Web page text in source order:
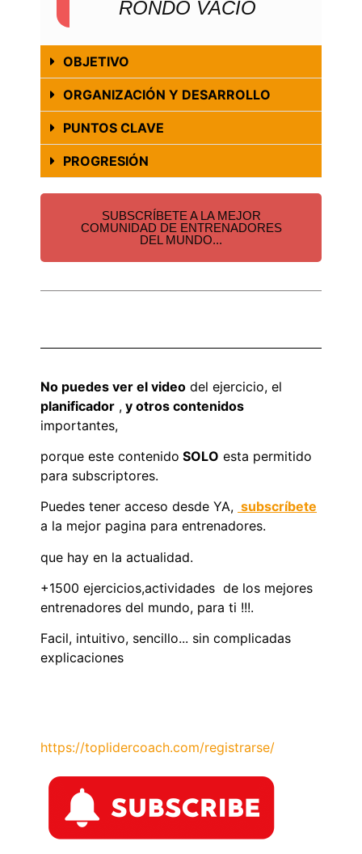
RONDO VACÍO
OBJETIVO
ORGANIZACIÓN Y DESARROLLO
PUNTOS CLAVE
PROGRESIÓN
SUBSCRÍBETE A LA MEJOR
COMUNIDAD DE ENTRENADORES
DEL MUNDO...
No puedes ver el video del ejercicio, el
planificador , y otros contenidos
importantes,
porque este contenido SOLO esta permitido
para subscriptores.
Puedes tener acceso desde YA, subscríbete
a la mejor pagina para entrenadores.
que hay en la actualidad.
+1500 ejercicios,actividades de los mejores
entrenadores del mundo, para ti !!!.
Facil, intuitivo, sencillo... sin complicadas
explicaciones
https://toplidercoach.com/registrarse/